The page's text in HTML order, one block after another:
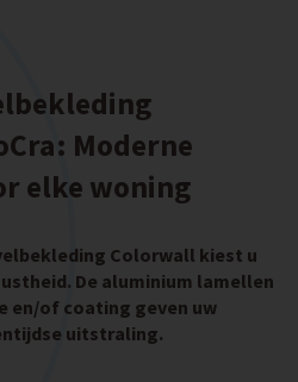
Moderne
elke woning
Colorwall kiest u
De aluminium lamellen
en/of coating geven uw
uitstraling.